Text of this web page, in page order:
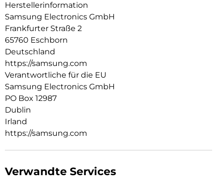
Herstellerinformation
Samsung Electronics GmbH
Frankfurter Straße 2
65760 Eschborn
Deutschland
https://samsung.com
Verantwortliche für die EU
Samsung Electronics GmbH
PO Box 12987
Dublin
Irland
https://samsung.com
Verwandte Services